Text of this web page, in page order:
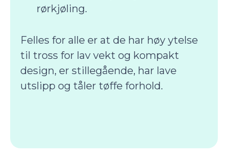
rørkjøling.
Felles for alle er at de har høy ytelse
til tross for lav vekt og kompakt
design, er stillegående, har lave
utslipp og tåler tøffe forhold.